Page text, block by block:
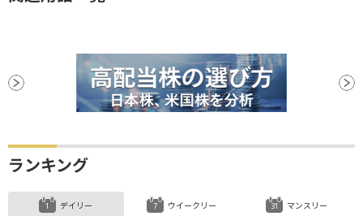
ランキング
デイリー ウイークリー マンスリー